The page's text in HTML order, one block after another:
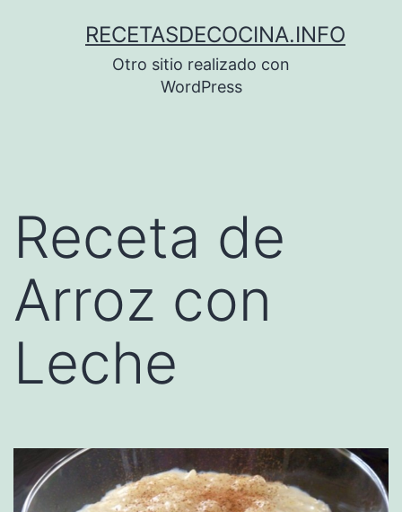
RECETASDECOCINA.INFO
Otro sitio realizado con
WordPress
Receta de
Arroz con
Leche